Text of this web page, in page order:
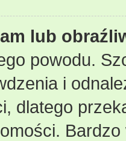
lub
powodu.
i
dlatego